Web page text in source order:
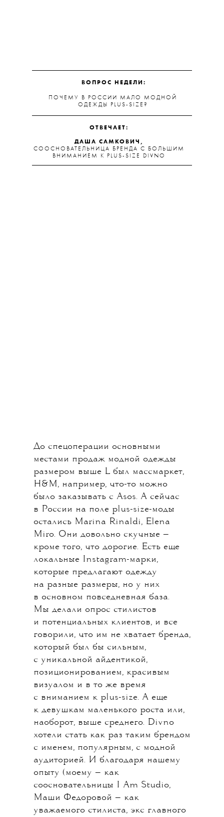
ВОПРОС НЕДЕЛИ:
ПОЧЕМУ В РОССИИ МАЛО МОДНОЙ
ОДЕЖДЫ PLUS-SIZE?
ОТВЕЧАЕТ:
ДАША САМКОВИЧ,
СООСНОВАТЕЛЬНИЦА БРЕНДА С БОЛЬШИМ
ВНИМАНИЕМ К PLUS-SIZE DIVNO
До спецоперации основными
местами продаж модной одежды
размером выше L был массмаркет,
H&M, например, что-то можно
было заказывать с Asos. А сейчас
в России на поле plus-size-моды
остались Marina Rinaldi, Elena
Miro. Они довольно скучные —
кроме того, что дорогие. Есть еще
локальные Instagram-марки,
которые предлагают одежду
на разные размеры, но у них
в основном повседневная база.
Мы делали опрос стилистов
и потенциальных клиентов, и все
говорили, что им не хватает бренда,
который был бы сильным,
с уникальной айдентикой,
позиционированием, красивым
визуалом и в то же время
с вниманием к plus-size. А еще
к девушкам маленького роста или,
наоборот, выше среднего. Divno
хотели стать как раз таким брендом
с именем, популярным, с модной
аудиторией. И благодаря нашему
опыту (моему — как
соосновательницы I Am Studio,
Маши Федоровой — как
уважаемого стилиста, экс главного